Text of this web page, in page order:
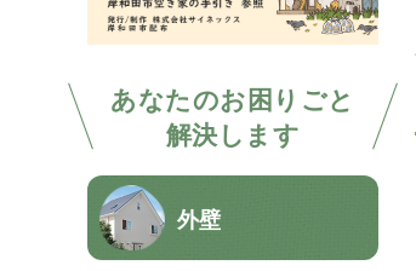
あなたのお困りごと
解決します
外壁